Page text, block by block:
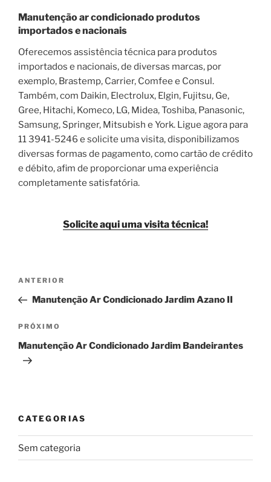
Manutenção ar condicionado produtos
importados e nacionais
Oferecemos assistência técnica para produtos
importados e nacionais, de diversas marcas, por
exemplo, Brastemp, Carrier, Comfee e Consul.
Também, com Daikin, Electrolux, Elgin, Fujitsu, Ge,
Gree, Hitachi, Komeco, LG, Midea, Toshiba, Panasonic,
Samsung, Springer, Mitsubish e York. Ligue agora para
11 3941-5246 e solicite uma visita, disponibilizamos
diversas formas de pagamento, como cartão de crédito
e débito, afim de proporcionar uma experiência
completamente satisfatória.
Solicite aqui uma visita técnica!
Navegação
Post
Post
anterior
ANTERIOR
Manutenção Ar Condicionado Jardim Azano II
Próximo
post
PRÓXIMO
Manutenção Ar Condicionado Jardim Bandeirantes
CATEGORIAS
Sem categoria